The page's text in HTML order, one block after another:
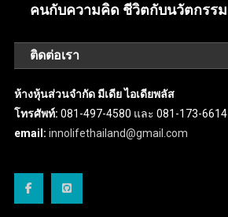
คนกับความคิด ชีวิตกับนวัตกรรม
ติดต่อเรา
ห้างหุ้นส่วนจำกัด มีเดีย ไอเดียพลัส
โทรศัพท์: 081-497-4580 และ 081-173-6614
email: innolifethailand@gmail.com